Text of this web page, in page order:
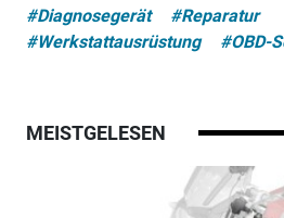
#Diagnosegerät
#Reparatur
#Werkstattausrüstung
#OBD-
MEISTGELESEN